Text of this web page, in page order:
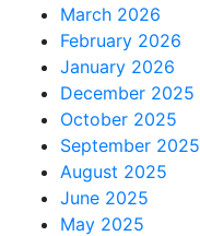
March 2026
February 2026
January 2026
December 2025
October 2025
September 2025
August 2025
June 2025
May 2025